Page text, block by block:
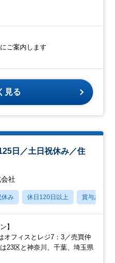
ご案内します
見る
日／土日祝休み／住
社
休み 休日120日以上 賞与あり
】
オフィスとレジ7：3／売買仲
23区と神奈川、千葉、埼玉県